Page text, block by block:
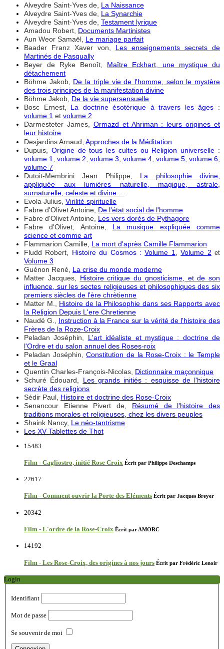
Alveydre Saint-Yves de, La Naissance
Alveydre Saint-Yves de, La Synarchie
Alveydre Saint-Yves de, Testament lyrique
Amadou Robert, Documents Martinistes
Aun Weor Samaël, Le mariage parfait
Baader Franz Xaver von, Les enseignements secrets de
Martinés de Pasqually
Beyer de Ryke Benoît, Maître Eckhart, une mystique du
détachement
Böhme Jakob, De la triple vie de l'homme, selon le mystère
des trois principes de la manifestation divine
Böhme Jakob, De la vie supersensuelle
Bosc Ernest, La doctrine ésotérique à travers les âges :
volume 1 et volume 2
Darmesteter James, Ormazd et Ahriman : leurs origines et
leur histoire
Desjardins Arnaud, Approches de la Méditation
Dupuis, Origine de tous les cultes ou Religion universelle :
volume 1
volume 2 volume 3 volume 4 volume 5 volume 6
volume 7
Dutoit-Membrini Jean Philippe, La philosophie divine,
appliquée aux lumières naturelle, magique, astrale,
surnaturelle, celeste et divine ...
Evola Julius, Virilité spirituelle
Fabre d'Olivet Antoine, De l'état social de l'homme
Fabre d'Olivet Antoine, Les vers dorés de Pythagore
Fabre d'Olivet, Antoine, La musique expliquée comme
science et comme art
Flammarion Camille, La mort d'après Camille Flammarion
Fludd Robert, Histoire du Cosmos :Volume 1 ,Volume 2 et
Volume 3
Guénon René, La crise du monde moderne
Matter Jacques, Histoire critique du gnosticisme, et de son
influence, sur les sectes religieuses et philosophiques des six
premiers siècles de l'ère chrètienne
Matter M., Histoire de la Philosophie dans ses Rapports avec
la Religion Depuis L'ere Chretienne
Naudé G., Instruction à la France sur la vérité de l'histoire des
Frères de la Roze-Croix
Peladan Joséphin, L'art idéaliste et mystique : doctrine de
l'Ordre et du salon annuel des Roses-roix
Peladan Joséphin,Constitution de la Rose-Croix : le Temple
et le Graal
Quentin Charles-François-Nicolas, Dictionnaire maçonnique
Schuré Édouard, Les grands initiés : esquisse de l'histoire
secrète des religions
Sédir Paul, Histoire et doctrine des Rose-Croix
Senancour Etienne Pivert de, Résumé de l'histoire des
traditions morales et religieuses, chez les divers peuples
Shaink Nancy, Le néo-tantrisme
Les XV Tablettes de Thot
15483
Film - Cagliostro, initié Rose Croix Écrit par Philippe Deschamps
22617
Film - Comment ouvrir la Porte des Eléments Écrit par Jacques Breyer
20342
Film - L'ordre de la Rose-Croix Écrit par AMORC
14192
Film - Les Rose-Croix, des origines à nos jours Écrit par Frédéric Lenoir
Login
Identifiant
Mot de passe
Se souvenir de moi